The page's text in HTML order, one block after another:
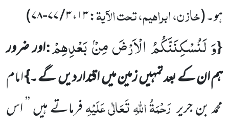
ہو۔(خازن، ابراہیم، تحت الآیۃ:۱۳،۳ / ۷۷-۷۸ )
{وَ لَنُسْكِنَنَّكُمُ الْاَرْضَ مِنْۢ بَعْدِهِمْ:اور ضرور
ہم ان کے بعد تمہیںزمین میںاقتدار دیںگے ۔}امام
محمد بن جریررَحْمَۃُ اللّٰہِ تَعَالٰی عَلَیْہِفرماتے ہیں ’’اس